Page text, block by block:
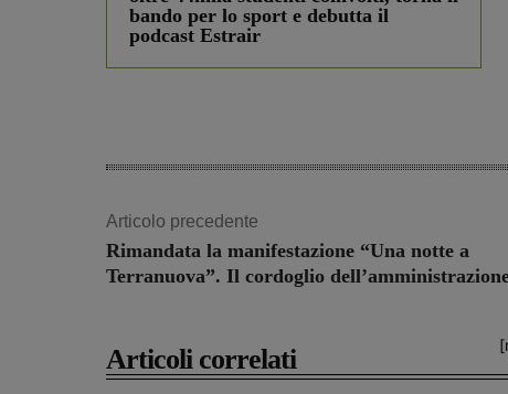
bando per lo sport e debutta il
podcast Estrair
Articolo precedente
Rimandata la manifestazione “Una notte a
Terranuova”. Il cordoglio
Articoli correlati